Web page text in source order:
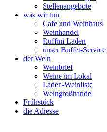
Stellenangebote
was wir tun
Cafe und Weinhaus
Weinhandel
Ruffini Laden
unser Buffet-Service
der Wein
Weinbrief
Weine im Lokal
Laden-Weinliste
Weingroßhandel
Frühstück
die Adresse